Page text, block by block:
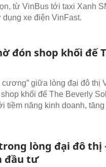
từ VinBus tới taxi Xanh
xe điện VinFast.
đón shop khối đế
cương” giữa lòng đại đô thị
khối đế The Beverly
tiềm năng kinh doanh,
lòng đại đô thị
đầu tư